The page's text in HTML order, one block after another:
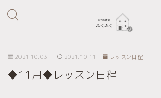
home
2021.10.03 2021.10.11 レッスン日程
◆11月◆レッスン日程